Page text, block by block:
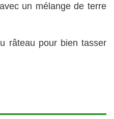
un mélange de terre
râteau pour bien tasser